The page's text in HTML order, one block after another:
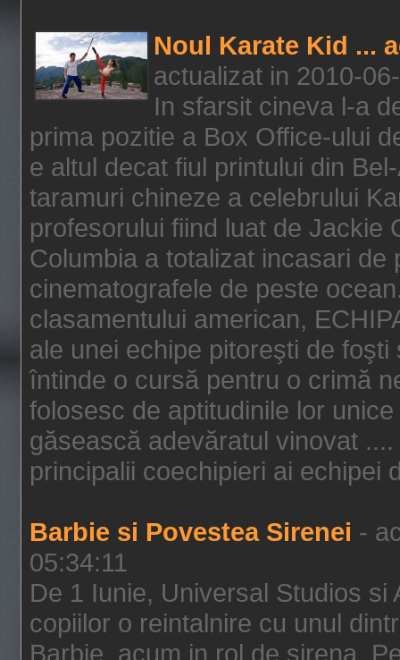
Noul Karate Kid ...
actualizat in 2010-
In sfarsit cineva l-a
prima pozitie a Box Office-ului
e altul decat fiul printului din
taramuri chineze a celebrului
profesorului fiind luat de Jackie
Columbia a totalizat incasari
cinematografele de peste
clasamentului american,
ale unei echipe pitoreşti de
întinde o cursă pentru o crimă
folosesc de aptitudinile lor
găsească adevăratul vinovat
principalii coechipieri ai echipei
Barbie si Povestea Sirenei -
05:34:11
De 1 Iunie, Universal Studios si
copiilor o reintalnire cu unul
Barbie, acum in rol de sirena.